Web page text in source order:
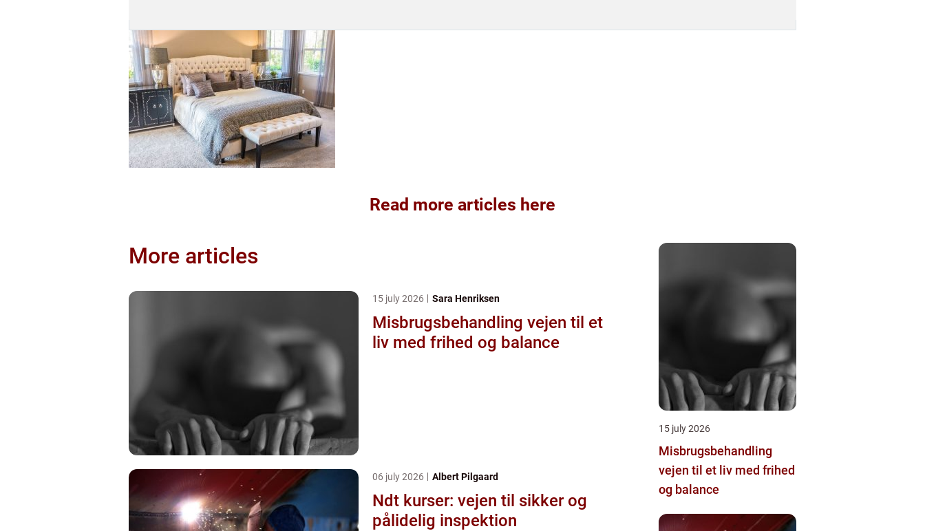
Read more articles here
More articles
15 july 2026 Sara Henriksen
Misbrugsbehandling vejen til et
liv med frihed og balance
06 july 2026 Albert Pilgaard
Ndt kurser: vejen til sikker og
pålidelig inspektion
15 july 2026
Misbrugsbehandling
vejen til et liv med frihed
og balance